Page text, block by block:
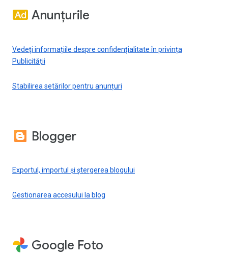
Anunțurile
Vedeți informațiile despre confidențialitate în privința
Publicității
Stabilirea setărilor pentru anunțuri
Blogger
Exportul, importul și ștergerea blogului
Gestionarea accesului la blog
Google Foto